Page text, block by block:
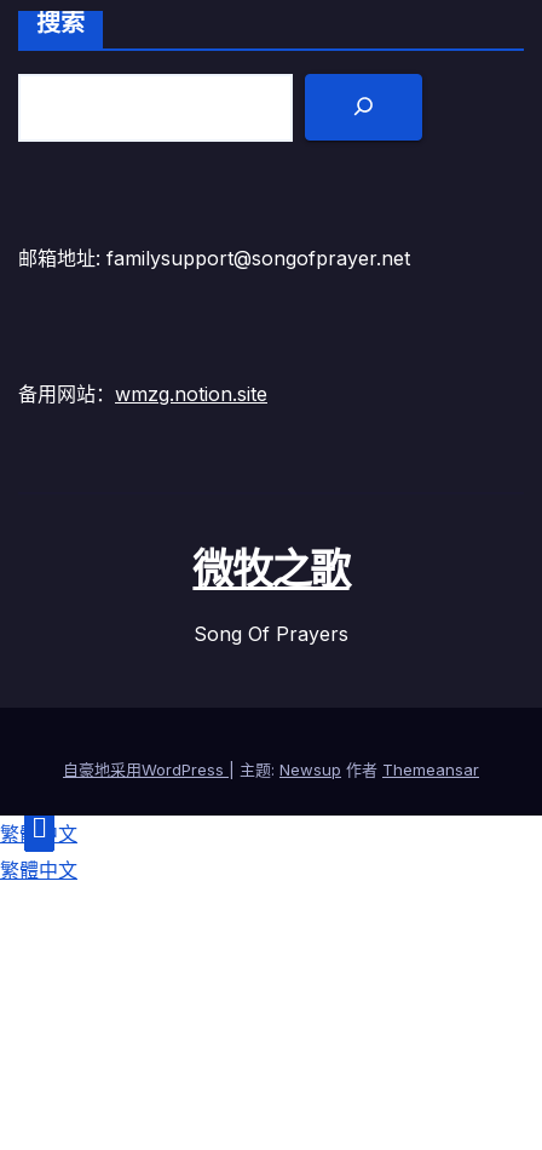
搜索
邮箱地址: familysupport@songofprayer.net
备用网站： wmzg.notion.site
微牧之歌
Song Of Prayers
自豪地采用WordPress 主题: Newsup 作者 Themeansar
繁體中文
繁體中文